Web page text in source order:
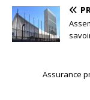
Assurance